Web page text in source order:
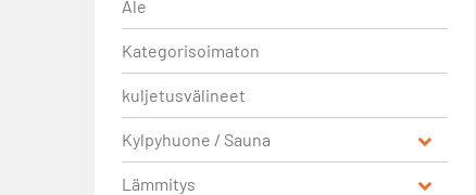
Ale
Kategorisoimaton
kuljetusvälineet
Kylpyhuone / Sauna
Lämmitys